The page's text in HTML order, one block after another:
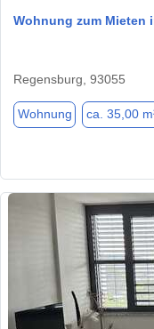
Wohnung zum Mieten
Regensburg, 93055
Wohnung ca. 35,00